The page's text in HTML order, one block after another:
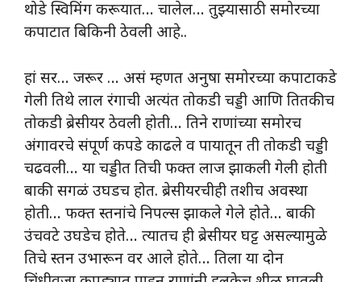
थोडे स्विमिंग करूयात… चालेल… तुझ्यासाठी समोरच्या
कपाटात बिकिनी ठेवली आहे..
हां सर… जरूर … असं म्हणत अनुषा समोरच्या कपाटाकडे
गेली तिथे लाल रंगाची अत्यंत तोकडी चड्डी आणि तितकीच
तोकडी ब्रेसीयर ठेवली होती… तिने राणांच्या समोरच
अंगावरचे संपूर्ण कपडे काढले व पायातून ती तोकडी चड्डी
चढवली… या चड्डीत तिची फक्त लाज झाकली गेली होती
बाकी सगळं उघडच होत. ब्रेसीयरचीही तशीच अवस्था
होती… फक्त स्तनांचे निपल्स झाकले गेले होते… बाकी
उंचवटे उघडेच होते… त्यातच ही ब्रेसीयर घट्ट असल्यामुळे
तिचे स्तन उभारून वर आले होते… तिला या दोन